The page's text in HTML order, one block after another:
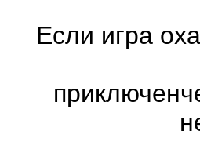
Если игра